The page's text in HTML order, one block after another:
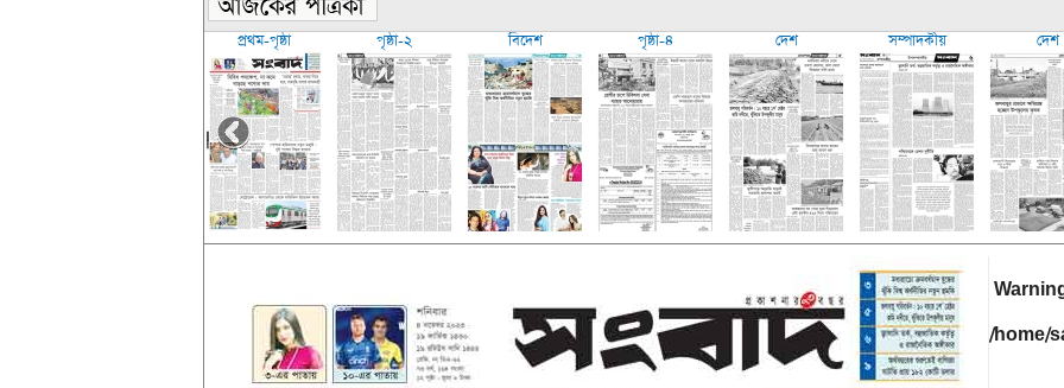
প্রথম-পৃষ্ঠা পৃষ্ঠা-২ বিদেশ পৃষ্ঠা-৪ দেশ সম্পাদকীয় দেশ
/home/